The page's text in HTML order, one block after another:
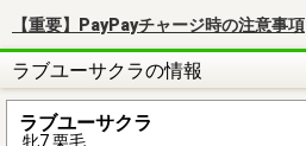
【重要】PayPayチャージ時の注意事項
ラブユーサクラの情報
ラブユーサクラ
牝7 栗毛